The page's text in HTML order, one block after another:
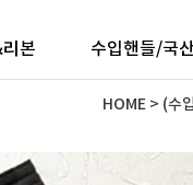
본 수입핸들/국
HOME > (수